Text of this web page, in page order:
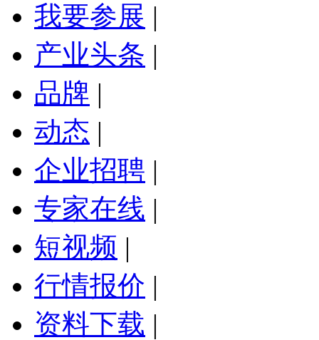
我要参展 |
产业头条 |
品牌 |
动态 |
企业招聘 |
专家在线 |
短视频 |
行情报价 |
资料下载 |